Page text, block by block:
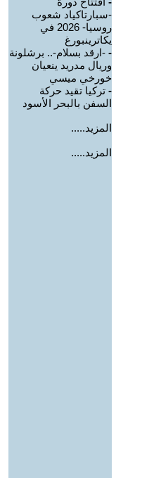
-سبارتاكياد شعوب
روسيا- 2026 في
يكاترينبورغ
- -ارقد بسلام-.. برشلونة
وريال مدريد ينعيان
خورخي ميسي
- تركيا تقيد حركة
السفن بالبحر الأسود
المزيد.....
المزيد.....